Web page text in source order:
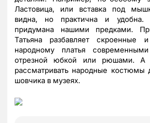
Ластовица, или вставка под
видна, но практична и
придумана нашими предками.
Татьяна разбавляет
народному платья
отрезной юбкой или рюшами. А
рассматривать народные костюмы
шовчика в музеях.